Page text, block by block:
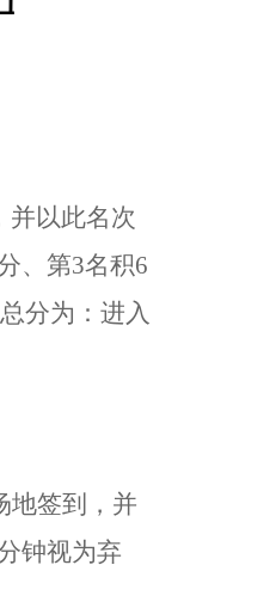
并以此名次
、第3名积6
分为：进入
地签到，并
钟视为弃